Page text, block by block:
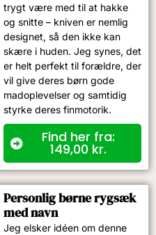
trygt være med til at hakke
og snitte – kniven er nemlig
designet, så den ikke kan
skære i huden. Jeg synes, det
er helt perfekt til forældre, der
vil give deres børn gode
madoplevelser og samtidig
styrke deres finmotorik.
Find her fra:
149,00 kr.
Personlig børne rygsæk
med navn
Jeg elsker idéen om denne